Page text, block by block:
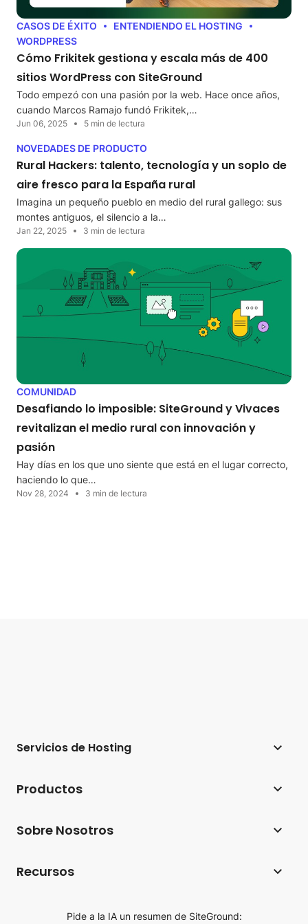
CASOS DE ÉXITO
ENTENDIENDO EL HOSTING
WORDPRESS
Cómo Frikitek gestiona y escala más de 400
sitios WordPress con SiteGround
Todo empezó con una pasión por la web. Hace once años,
cuando Marcos Ramajo fundó Frikitek,…
Jun 06, 2025 5 min de lectura
NOVEDADES DE PRODUCTO
Rural Hackers: talento, tecnología y un soplo de
aire fresco para la España rural
Imagina un pequeño pueblo en medio del rural gallego: sus
montes antiguos, el silencio a la…
Jan 22, 2025 3 min de lectura
COMUNIDAD
Desafiando lo imposible: SiteGround y Vivaces
revitalizan el medio rural con innovación y
pasión
Hay días en los que uno siente que está en el lugar correcto,
haciendo lo que…
Nov 28, 2024 3 min de lectura
Servicios de Hosting
Hosting para WooCommerce
Productos
Coderick AI
Sobre Nosotros
Reseñas de SiteGround
Recursos
Pide a la IA un resumen de SiteGround: